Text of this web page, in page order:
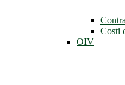
Costi
OIV